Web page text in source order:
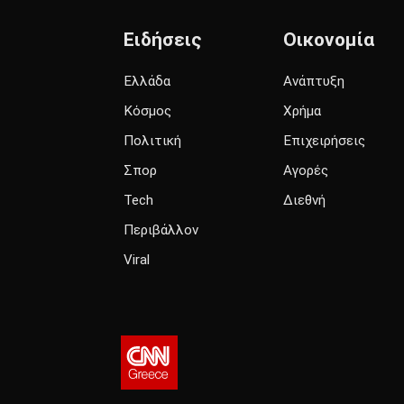
Ειδήσεις
Ελλάδα
Κόσμος
Πολιτική
Σπορ
Tech
Περιβάλλον
Viral
Οικονομία
Ανάπτυξη
Χρήμα
Επιχειρήσεις
Αγορές
Διεθνή